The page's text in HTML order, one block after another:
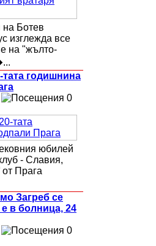
на Ботев
изглежда все
на "жълто-
годишнина
0
юбилей
- Славия,
от Прага
Загреб се
в болница, 24
0